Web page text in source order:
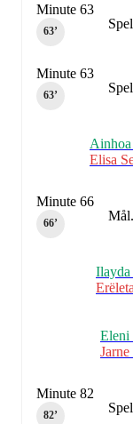
Minute 63
63‎’‎
Minute 63
63‎’‎
Elisa
Mål.
Minute 66
66‎’‎
Eleni
Minute 82
82‎’‎